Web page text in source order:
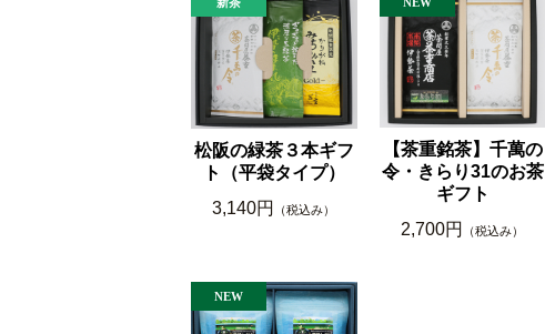
松阪の緑茶３本ギフ
ト（平袋タイプ）
3,140円
（税込み）
【茶重銘茶】千萬の
令・きらり31のお茶
ギフト
2,700円
（税込み）